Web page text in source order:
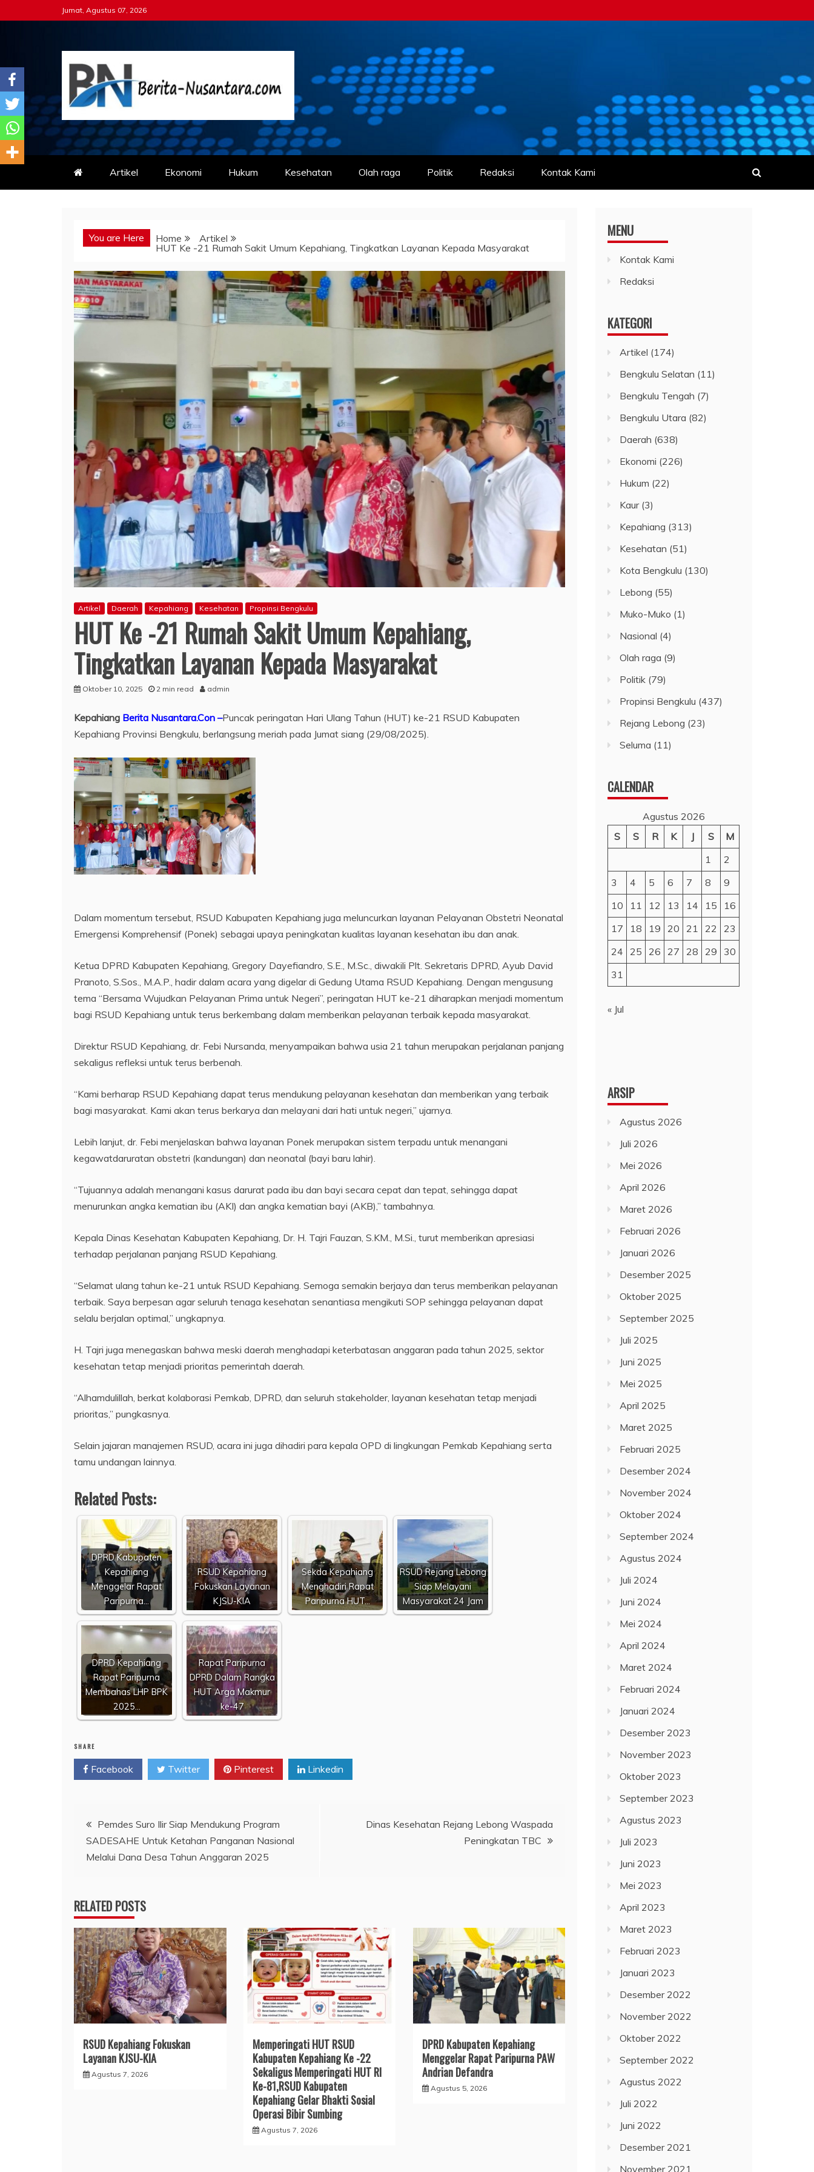
to
Jumat, Agustus 07, 2026
Berita-nusantara.com
Kabar Nusantara Terpercaya
Artikel Ekonomi Hukum Kesehatan Olah raga Politik Redaksi Kontak Kami
You are Here Home
Artikel
HUT Ke -21 Rumah Sakit Umum Kepahiang, Tingkatkan Layanan Kepada Masyarakat
Artikel Daerah Kepahiang Kesehatan Propinsi Bengkulu
HUT Ke -21 Rumah Sakit Umum Kepahiang,
Tingkatkan Layanan Kepada Masyarakat
Oktober 10, 2025 2 min read admin
Kepahiang Berita Nusantara.Con –Puncak peringatan Hari Ulang Tahun (HUT) ke-21 RSUD Kabupaten
Kepahiang Provinsi Bengkulu, berlangsung meriah pada Jumat siang (29/08/2025).
Dalam momentum tersebut, RSUD Kabupaten Kepahiang juga meluncurkan layanan Pelayanan Obstetri Neonatal
Emergensi Komprehensif (Ponek) sebagai upaya peningkatan kualitas layanan kesehatan ibu dan anak.
Ketua DPRD Kabupaten Kepahiang, Gregory Dayefiandro, S.E., M.Sc., diwakili Plt. Sekretaris DPRD, Ayub David
Pranoto, S.Sos., M.A.P., hadir dalam acara yang digelar di Gedung Utama RSUD Kepahiang. Dengan mengusung
tema “Bersama Wujudkan Pelayanan Prima untuk Negeri”, peringatan HUT ke-21 diharapkan menjadi momentum
bagi RSUD Kepahiang untuk terus berkembang dalam memberikan pelayanan terbaik kepada masyarakat.
Direktur RSUD Kepahiang, dr. Febi Nursanda, menyampaikan bahwa usia 21 tahun merupakan perjalanan panjang
sekaligus refleksi untuk terus berbenah.
“Kami berharap RSUD Kepahiang dapat terus mendukung pelayanan kesehatan dan memberikan yang terbaik
bagi masyarakat. Kami akan terus berkarya dan melayani dari hati untuk negeri,” ujarnya.
Lebih lanjut, dr. Febi menjelaskan bahwa layanan Ponek merupakan sistem terpadu untuk menangani
kegawatdaruratan obstetri (kandungan) dan neonatal (bayi baru lahir).
“Tujuannya adalah menangani kasus darurat pada ibu dan bayi secara cepat dan tepat, sehingga dapat
menurunkan angka kematian ibu (AKI) dan angka kematian bayi (AKB),” tambahnya.
Kepala Dinas Kesehatan Kabupaten Kepahiang, Dr. H. Tajri Fauzan, S.KM., M.Si., turut memberikan apresiasi
terhadap perjalanan panjang RSUD Kepahiang.
“Selamat ulang tahun ke-21 untuk RSUD Kepahiang. Semoga semakin berjaya dan terus memberikan pelayanan
terbaik. Saya berpesan agar seluruh tenaga kesehatan senantiasa mengikuti SOP sehingga pelayanan dapat
selalu berjalan optimal,” ungkapnya.
H. Tajri juga menegaskan bahwa meski daerah menghadapi keterbatasan anggaran pada tahun 2025, sektor
kesehatan tetap menjadi prioritas pemerintah daerah.
“Alhamdulillah, berkat kolaborasi Pemkab, DPRD, dan seluruh stakeholder, layanan kesehatan tetap menjadi
prioritas,” pungkasnya.
Selain jajaran manajemen RSUD, acara ini juga dihadiri para kepala OPD di lingkungan Pemkab Kepahiang serta
tamu undangan lainnya.
Related Posts:
DPRD Kabupaten
Kepahiang
Menggelar Rapat
Paripurna…
RSUD Kepahiang
Fokuskan Layanan
KJSU-KIA
Sekda Kepahiang
Menghadiri Rapat
Paripurna HUT…
RSUD Rejang Lebong
Siap Melayani
Masyarakat 24 Jam
DPRD Kepahiang
Rapat Paripurna
Membahas LHP BPK
2025…
Rapat Paripurna
DPRD Dalam Rangka
HUT Arga Makmur
ke-47
SHARE
Facebook Twitter Pinterest Linkedin
Navigasi
pos
Pemdes Suro Ilir Siap Mendukung Program
SADESAHE Untuk Ketahan Panganan Nasional
Melalui Dana Desa Tahun Anggaran 2025
Dinas Kesehatan Rejang Lebong Waspada
Peningkatan TBC
RELATED POSTS
RSUD Kepahiang Fokuskan
Layanan KJSU-KIA
Agustus 7, 2026
Memperingati HUT RSUD
Kabupaten Kepahiang Ke -22
Sekaligus Memperingati HUT RI
Ke-81,RSUD Kabupaten
Kepahiang Gelar Bhakti Sosial
Operasi Bibir Sumbing
Agustus 7, 2026
DPRD Kabupaten Kepahiang
Menggelar Rapat Paripurna PAW
Andrian Defandra
Agustus 5, 2026
MENU
Kontak Kami
Redaksi
KATEGORI
Artikel (174)
Bengkulu Selatan (11)
Bengkulu Tengah (7)
Bengkulu Utara (82)
Daerah (638)
Ekonomi (226)
Hukum (22)
Kaur(3)
Kepahiang (313)
Kesehatan (51)
Kota Bengkulu (130)
Lebong (55)
Muko-Muko (1)
Nasional (4)
Olah raga (9)
Politik (79)
Propinsi Bengkulu (437)
Rejang Lebong (23)
Seluma (11)
CALENDAR
Agustus 2026
S
S R K J S
M
1
2
3
4 5 6 7 8
9
10
11 12 13 14 15
16
17
18 19 20 21 22
23
24
25 26 27 28 29
30
31
« Jul
ARSIP
Agustus 2026
Juli 2026
Mei 2026
April 2026
Maret 2026
Februari 2026
Januari 2026
Desember 2025
Oktober 2025
September 2025
Juli 2025
Juni 2025
Mei 2025
April 2025
Maret 2025
Februari 2025
Desember 2024
November 2024
Oktober 2024
September 2024
Agustus 2024
Juli 2024
Juni 2024
Mei 2024
April 2024
Maret 2024
Februari 2024
Januari 2024
Desember 2023
November 2023
Oktober 2023
September 2023
Agustus 2023
Juli 2023
Juni 2023
Mei 2023
April 2023
Maret 2023
Februari 2023
Januari 2023
Desember 2022
November 2022
Oktober 2022
September 2022
Agustus 2022
Juli 2022
Juni 2022
Desember 2021
November 2021